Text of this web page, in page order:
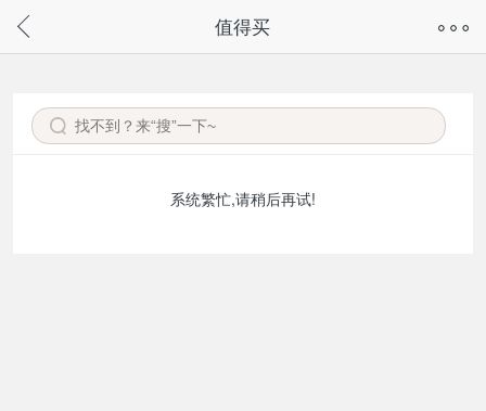
请通过微信或支付宝搜“奇兔客小程序”访问
值得买
系统繁忙,请稍后再试!